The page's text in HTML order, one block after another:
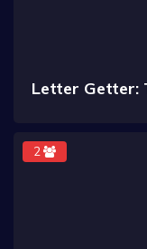
Letter Getter:
2